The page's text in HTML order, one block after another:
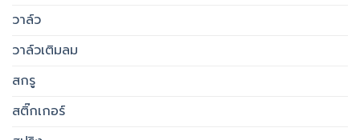
วาล์ว
วาล์วเติมลม
สกรู
สติ๊กเกอร์